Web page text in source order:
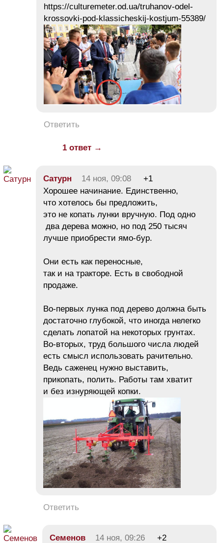
https://culturemeter.od.ua/truhanov-odel-
krossovki-pod-klassicheskij-kostjum-55389/
Ответить
1 ответ →
Сатурн 14 ноя, 09:08
+1
Хорошее начинание. Единственно,
что хотелось бы предложить,
это не копать лунки вручную. Под одно
два дерева можно, но под 250 тысяч
лучше приобрести ямо-бур.
Они есть как переносные,
так и на тракторе. Есть в свободной
продаже.
Во-первых лунка под дерево должна быть
достаточно глубокой, что иногда нелегко
сделать лопатой на некоторых грунтах.
Во-вторых, труд большого числа людей
есть смысл использовать рачительно.
Ведь саженец нужно выставить,
прикопать, полить. Работы там хватит
и без изнуряющей копки.
Ответить
Семенов 14 ноя, 09:26
+2